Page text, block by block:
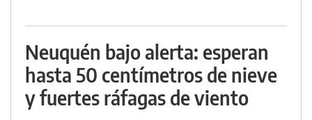
Neuquén bajo alerta: esperan
hasta 50 centímetros de nieve
y fuertes ráfagas de viento